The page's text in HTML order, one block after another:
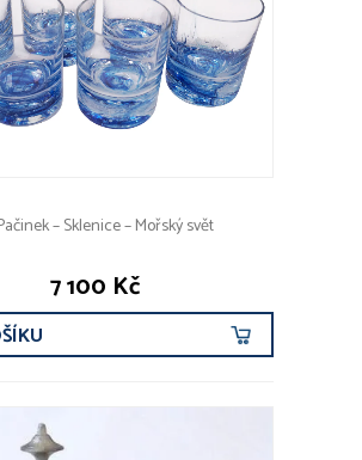
– Sklenice – Mořský svět
7 100 Kč